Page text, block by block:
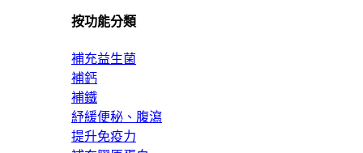
按功能分類
補充益生菌
補鈣
補鐵
紓緩便秘、腹瀉
提升免疫力